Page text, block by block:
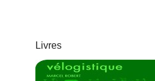
Livres